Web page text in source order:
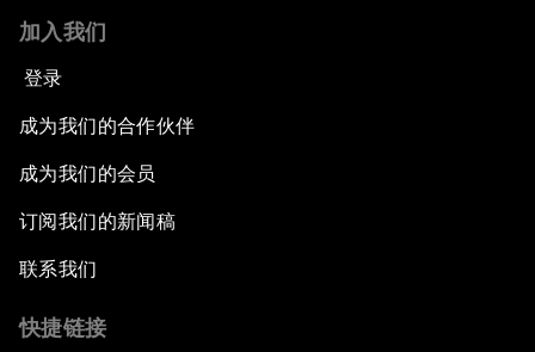
加入我们
登录
成为我们的合作伙伴
成为我们的会员
订阅我们的新闻稿
联系我们
快捷链接